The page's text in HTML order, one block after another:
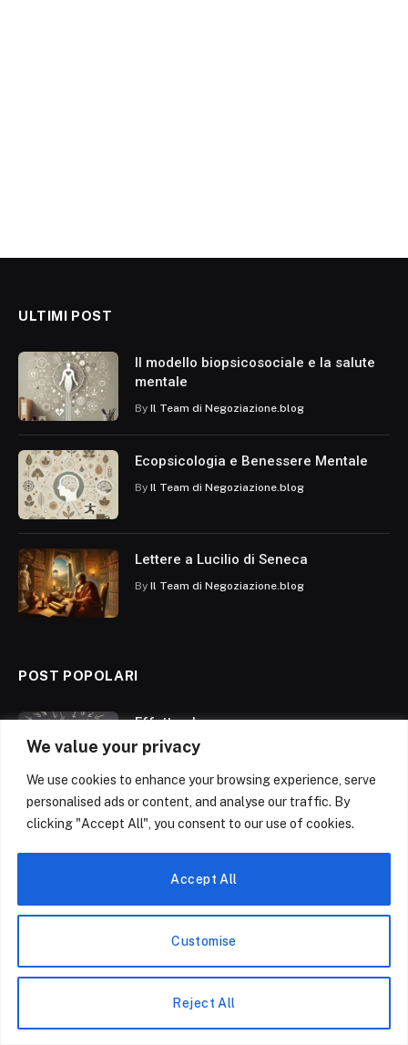
We value your privacy
We use cookies to enhance your browsing experience, serve
personalised ads or content, and analyse our traffic. By
clicking "Accept All", you consent to our use of cookies.
Customise
Reject All
Accept All
ULTIMI POST
Il modello biopsicosociale e la salute
mentale
By Il Team di Negoziazione.blog
Ecopsicologia e Benessere Mentale
By Il Team di Negoziazione.blog
Lettere a Lucilio di Seneca
By Il Team di Negoziazione.blog
POST POPOLARI
Effetto alone
By Il Team di Negoziazione.blog
La Retorica di Cicerone
Ecco quali sono i migliori libri sulla
negoziazione
By Il Team di Negoziazione.blog